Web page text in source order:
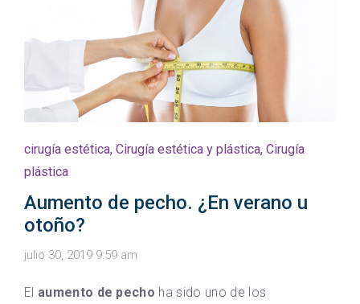
cirugía estética, Cirugía estética y plástica, Cirugía
plástica
Aumento de pecho. ¿En verano u
otoño?
julio 30, 2019 9:59 am
El aumento de pecho ha sido uno de los